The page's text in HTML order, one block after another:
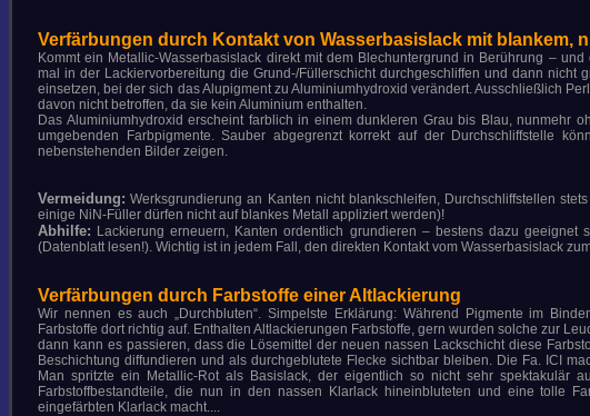
Verfärbungen durch Kontakt von Wasserbasislack mit blankem,
Kommt ein Metallic-Wasserbasislack direkt mit dem Blechuntergrund in Berührung –
mal in der Lackiervorbereitung die Grund-/Füllerschicht durchgeschliffen und dann nicht
einsetzen, bei der sich das Alupigment zu Aluminiumhydroxid verändert. Ausschließlich
davon nicht betroffen, da sie kein Aluminium enthalten.
Das Aluminiumhydroxid erscheint farblich in einem dunkleren Grau bis Blau, nunmehr
umgebenden Farbpigmente. Sauber abgegrenzt korrekt auf der Durchschliffstelle
nebenstehenden Bilder zeigen.
Vermeidung: Werksgrundierung an Kanten nicht blankschleifen, Durchschliffstellen
einige NiN-Füller dürfen nicht auf blankes Metall appliziert werden)!
Abhilfe: Lackierung erneuern, Kanten ordentlich grundieren – bestens dazu
(Datenblatt lesen!). Wichtig ist in jedem Fall, den direkten Kontakt vom Wasserbasislack
Verfärbungen durch Farbstoffe einer Altlackierung
Wir nennen es auch „Durchbluten“. Simpelste Erklärung: Während Pigmente im
Farbstoffe dort richtig auf. Enthalten Altlackierungen Farbstoffe, gern wurden solche zur
dann kann es passieren, dass die Lösemittel der neuen nassen Lackschicht diese
Beschichtung diffundieren und als durchgeblutete Flecke sichtbar bleiben. Die Fa. ICI
Man spritzte ein Metallic-Rot als Basislack, der eigentlich so nicht sehr spektakulär
Farbstoffbestandteile, die nun in den nassen Klarlack hineinbluteten und eine tolle
eingefärbten Klarlack macht....